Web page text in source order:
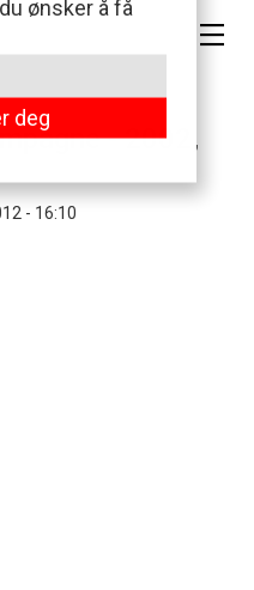
- 2002,
- 16:10